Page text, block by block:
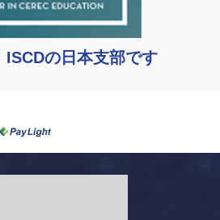
ISCDの日本支部です